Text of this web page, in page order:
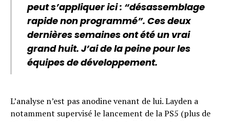
peut s’appliquer ici : “désassemblage
rapide non programmé”. Ces deux
dernières semaines ont été un vrai
grand huit. J’ai de la peine pour les
équipes de développement.
L’analyse n’est pas anodine venant de lui. Layden a
notamment supervisé le lancement de la PS5 (plus de